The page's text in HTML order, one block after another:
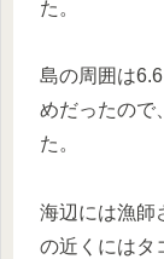
た。
島の周囲は
めだったので
た。
海辺には漁師
の近くにはタ